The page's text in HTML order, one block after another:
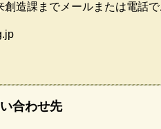
造課までメールまたは電話で
合わせ先